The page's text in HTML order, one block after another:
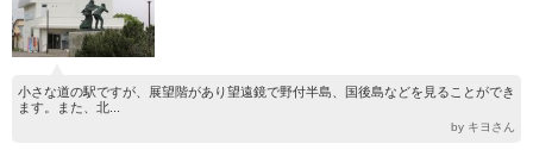
小さな道の駅ですが、展望階があり望遠鏡で野付半島、国後島などを見ることができ
ます。また、北...
by キヨさん